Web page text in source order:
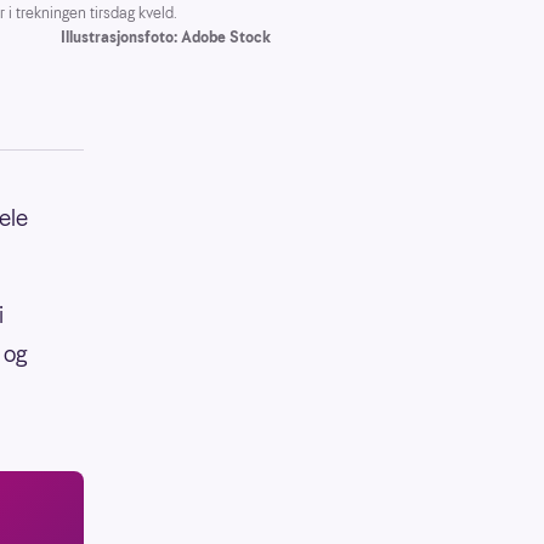
trekningen tirsdag kveld.
Illustrasjonsfoto: Adobe Stock